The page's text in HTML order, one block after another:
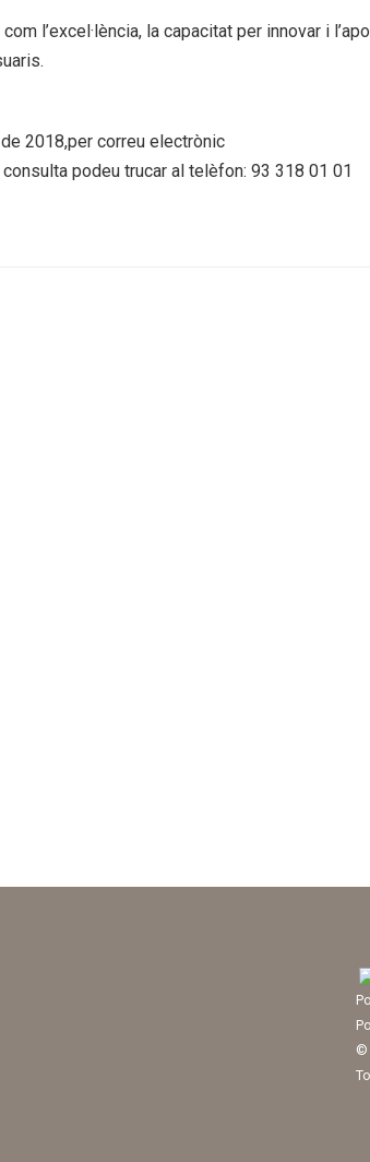
l’excel·lència, la capacitat per innovar i
2018,per correu electrònic
podeu trucar al telèfon: 93 318 01 01
©